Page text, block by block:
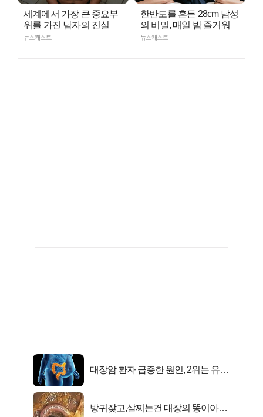
세계에서 가장 큰 중요부
위를 가진 남자의 진실
뉴스캐스트
한반도를 흔든 28cm 남성
의 비밀, 매일 밤 즐거워
뉴스캐스트
대장암 환자 급증한 원인, 2위는 유산
방귀잦고,살찌는건 대장의 똥이아니